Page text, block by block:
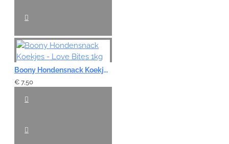
Boony Hondensnack Koekjes - Love Bites 1kg
€ 7,50